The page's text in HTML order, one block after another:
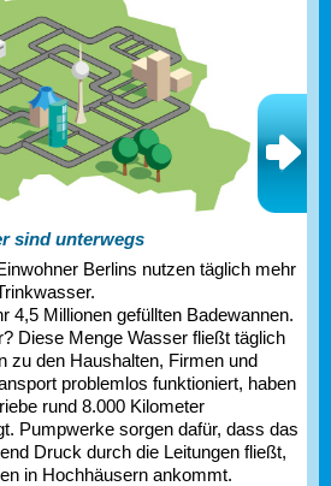
sind unterwegs
Berlins nutzen täglich mehr
4,5 Millionen gefüllten Badewannen.
Diese Menge Wasser fließt täglich
zu den Haushalten, Firmen und
problemlos funktioniert, haben
rund 8.000 Kilometer
Pumpwerke sorgen dafür, dass das
Druck durch die Leitungen fließt,
in Hochhäusern ankommt.